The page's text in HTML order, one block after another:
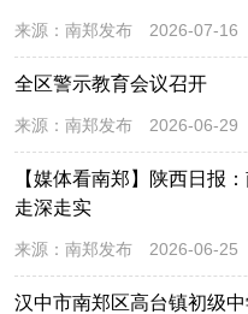
五星创建 双强争优
开展爱国卫生运动 共享健康美好生活
乡村振兴
来源： 南郑发布 2026-07-16
全区警示教育会议召开
来源： 南郑发布 2026-06-29
【媒体看南郑】陕西日报
走深走实
来源： 南郑发布 2026-06-25
汉中市南郑区高台镇初级